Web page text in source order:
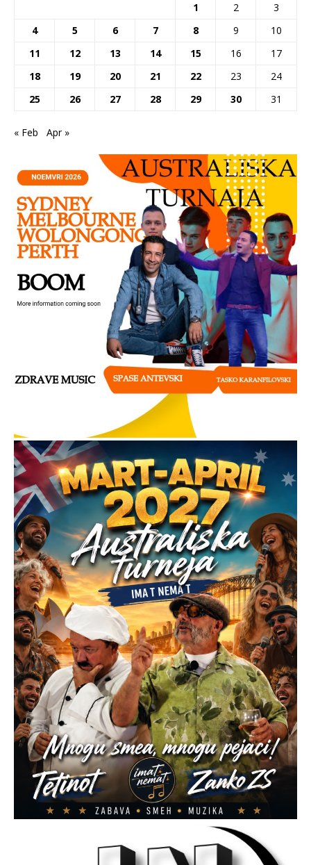
1
2
3
4
5 6 7 8 9
10
11
12 13 14 15 16
17
18
19 20 21 22 23
24
25
26 27 28 29 30 31
« Feb Apr »